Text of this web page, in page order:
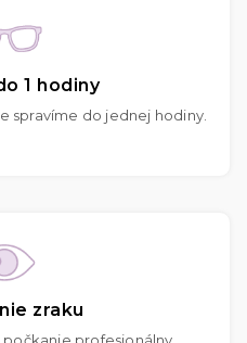
1 hodiny
spravíme do jednej hodiny.
zraku
počkanie profesionálny